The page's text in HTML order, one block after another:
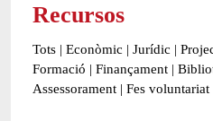
Recursos
Tots | Econòmic | Jurídic |
Formació | Finançament |
Assessorament | Fes voluntariat